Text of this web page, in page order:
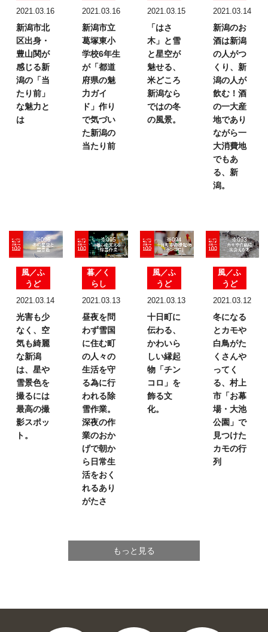
2021.03.16
新潟市北
区出身・
豊山関が
感じる新
潟の 「当
たり前」
な魅力と
は
2021.03.16
新潟市立
葛塚東小
学校6年生
が「都道
府県の魅
力ガイ
ド」 作り
で気づい
た新潟の
当たり前
2021.03.15
「はさ
木」と雪
と星空が
魅せる、
米どころ
新潟なら
ではの冬
の風景。
2021.03.14
新潟のお
酒は新潟
の人がつ
くり、 新
潟の人が
飲む！ 酒
の一大産
地であり
ながら一
大消費地
でもあ
る、新
潟。
風／ふ
うど
2021.03.14
光害も少
なく、 空
気も綺麗
な新潟
は、 星や
雪景色を
撮るには
最高の撮
影スポッ
ト。
暮／く
らし
2021.03.13
昼夜を問
わず雪国
に住む町
の人々の
生活を守
る為に行
われる除
雪作業。
深夜の作
業のおか
げで朝か
ら日常生
活をおく
れるあり
がたさ
風／ふ
うど
2021.03.13
十日町に
伝わる、
かわいら
しい縁起
物「チン
コロ」を
飾る文
化。
風／ふ
うど
2021.03.12
冬になる
とカモや
白鳥がた
くさんや
ってく
る、 村上
市「お幕
場・大池
公園」で
見つけた
カモの行
列
もっと見る